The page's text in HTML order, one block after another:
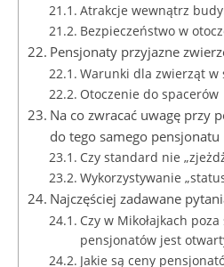
Atrakcje wewnątrz
Bezpieczeństwo w
Pensjonaty przyjazne
Warunki dla zwierząt w
Otoczenie do spacerów
Na co zwracać uwagę przy
do tego samego pensjonatu
Czy standard nie
Wykorzystywanie
Najczęściej zadawane
Czy w Mikołajkach
pensjonatów jest
Jakie są ceny